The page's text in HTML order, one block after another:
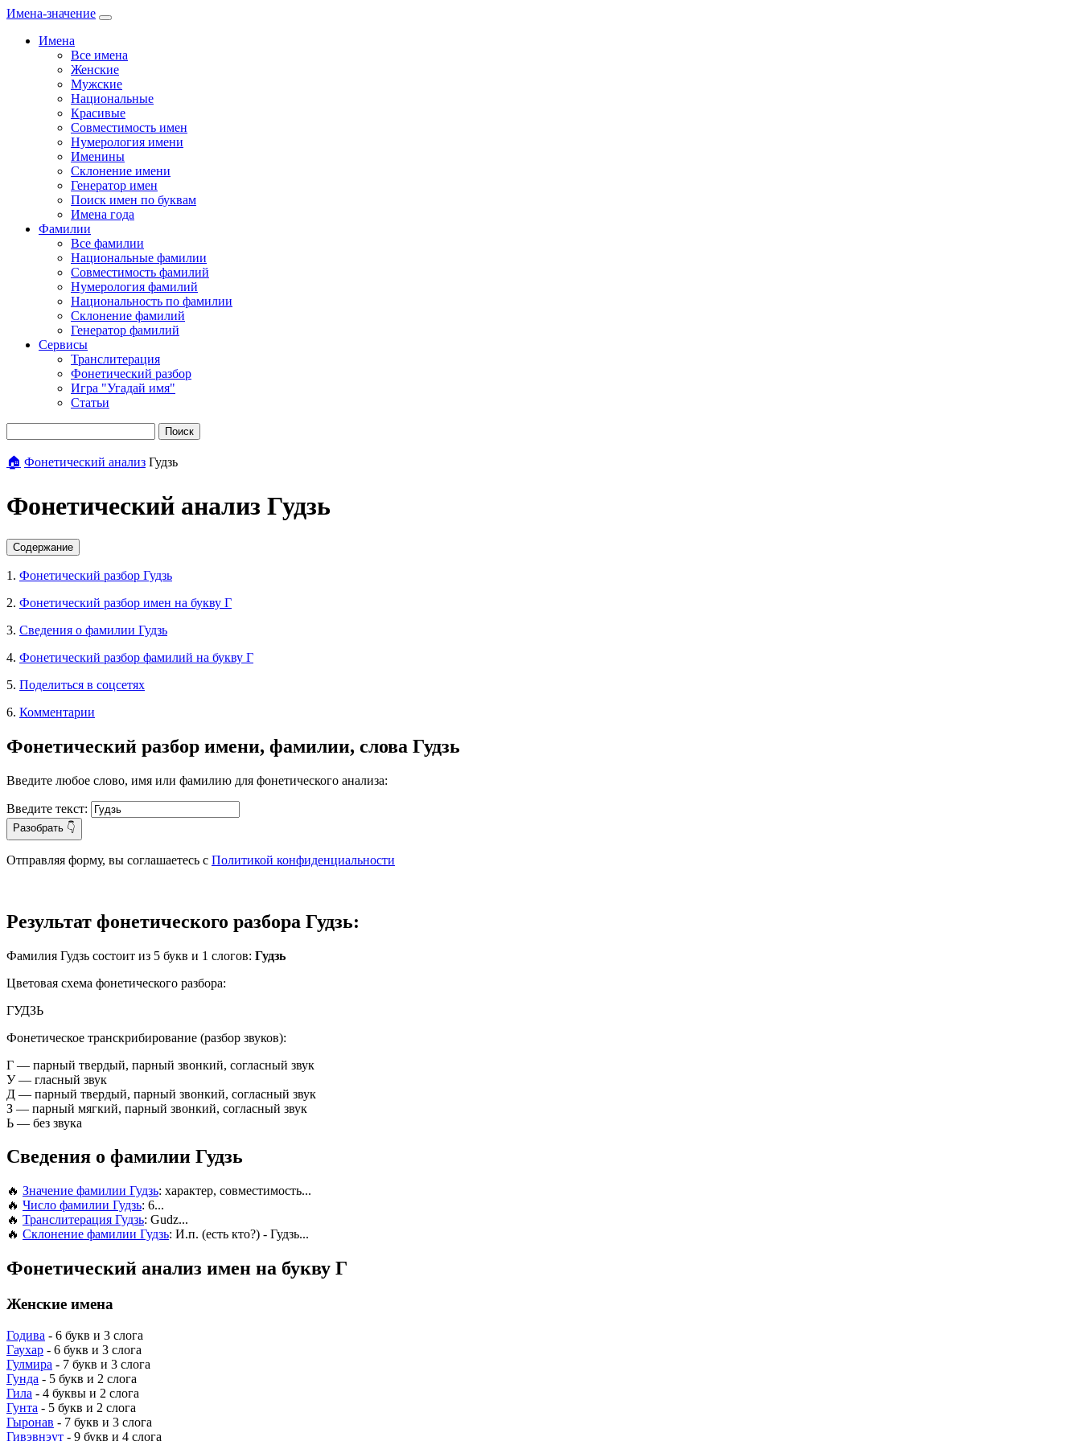
Имена-значение
Имена
Все имена
Женские
Мужские
Национальные
Красивые
Совместимость имен
Нумерология имени
Именины
Склонение имени
Генератор имен
Поиск имен по буквам
Имена года
Фамилии
Все фамилии
Национальные фамилии
Совместимость фамилий
Нумерология фамилий
Национальность по фамилии
Склонение фамилий
Генератор фамилий
Сервисы
Транслитерация
Фонетический разбор
Игра "Угадай имя"
Статьи
Поиск
🏠 Фонетический анализ Гудзь
Фонетический анализ Гудзь
Содержание
1. Фонетический разбор Гудзь
2. Фонетический разбор имен на букву Г
3. Сведения о фамилии Гудзь
4. Фонетический разбор фамилий на букву Г
5. Поделиться в соцсетях
6. Комментарии
Фонетический разбор имени, фамилии, слова Гудзь
Введите любое слово, имя или фамилию для фонетического анализа:
Введите текст:
Разобрать 👇
Отправляя форму, вы соглашаетесь с Политикой конфиденциальности
Результат фонетического разбора Гудзь:
Фамилия Гудзь состоит из 5 букв и 1 слогов: Гудзь
Цветовая схема фонетического разбора:
ГУДЗЬ
Фонетическое транскрибирование (разбор звуков):
Г — парный твердый, парный звонкий, согласный звук
У— гласный звук
Д — парный твердый, парный звонкий, согласный звук
З — парный мягкий, парный звонкий, согласный звук
Ь — без звука
Сведения о фамилии Гудзь
🔥 Значение фамилии Гудзь: характер, совместимость...
🔥 Число фамилии Гудзь: 6...
🔥 Транслитерация Гудзь: Gudz...
🔥 Склонение фамилии Гудзь: И.п. (есть кто?) - Гудзь...
Фонетический анализ имен на букву Г
Женские имена
Годива - 6 букв и 3 слога
Гаухар - 6 букв и 3 слога
Гулмира - 7 букв и 3 слога
Гунда - 5 букв и 2 слога
Гила - 4 буквы и 2 слога
Гунта - 5 букв и 2 слога
Гыронав - 7 букв и 3 слога
Гивэвнэут - 9 букв и 4 слога